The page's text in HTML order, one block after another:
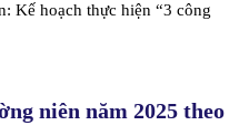
Kế hoạch thực hiện “3 công
niên năm 2025 theo